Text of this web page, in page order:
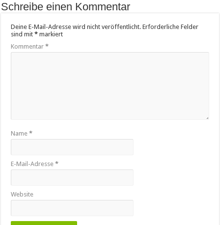
Schreibe einen Kommentar
Deine E-Mail-Adresse wird nicht veröffentlicht. Erforderliche Felder
sind mit* markiert
Kommentar*
Name*
E-Mail-Adresse*
Website